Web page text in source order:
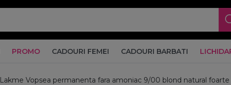
PROMO CADOURI FEMEI CADOURI BARBATI
Lakme Vopsea permanenta fara amoniac 9/00 blond natural